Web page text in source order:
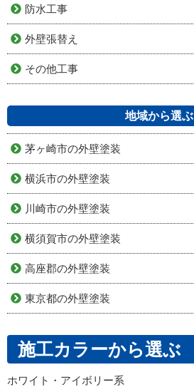
防水工事
外壁張替え
その他工事
地域から選ぶ
茅ヶ崎市の外壁塗装
横浜市の外壁塗装
川崎市の外壁塗装
横須賀市の外壁塗装
高座郡の外壁塗装
東京都の外壁塗装
施工カラーから選ぶ
ホワイト・アイボリー系